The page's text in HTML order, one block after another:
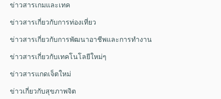
ข่าวสารเกมและเทค
ข่าวสารเกี่ยวกับการท่องเที่ยว
ข่าวสารเกี่ยวกับการพัฒนาอาชีพและการทำงาน
ข่าวสารเกี่ยวกับเทคโนโลยีใหม่ๆ
ข่าวสารแกดเจ็ตใหม่
ข่าวเกี่ยวกับสุขภาพจิต